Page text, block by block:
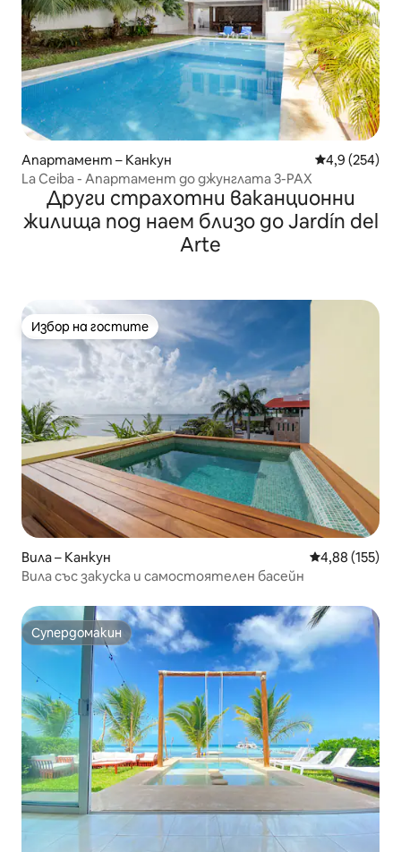
Апартамент – Канкун Средна
4,9 (254)
La Ceiba - Апартамент до джунглата 3-PAX
Други страхотни ваканционни
жилища под наем близо до Jardín del
Arte
Избор на гостите
Избор на гостите
Вила – Канкун Средна
4,88 (155)
Вила със закуска и самостоятелен басейн
Супердомакин
Супердомакин